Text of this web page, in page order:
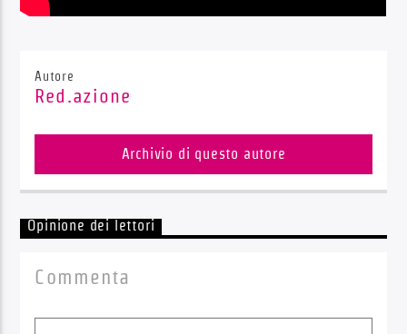
Autore
Red.azione
Archivio di questo autore
Opinione dei lettori
Commenta